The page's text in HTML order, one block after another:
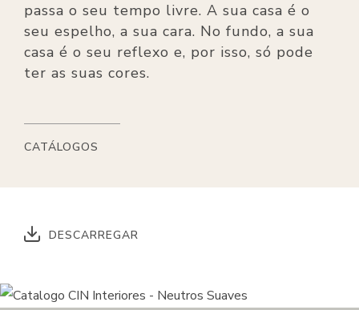
passa o seu tempo livre. A sua casa é o
seu espelho, a sua cara. No fundo, a sua
casa é o seu reflexo e, por isso, só pode
ter as suas cores.
CATÁLOGOS
DESCARREGAR